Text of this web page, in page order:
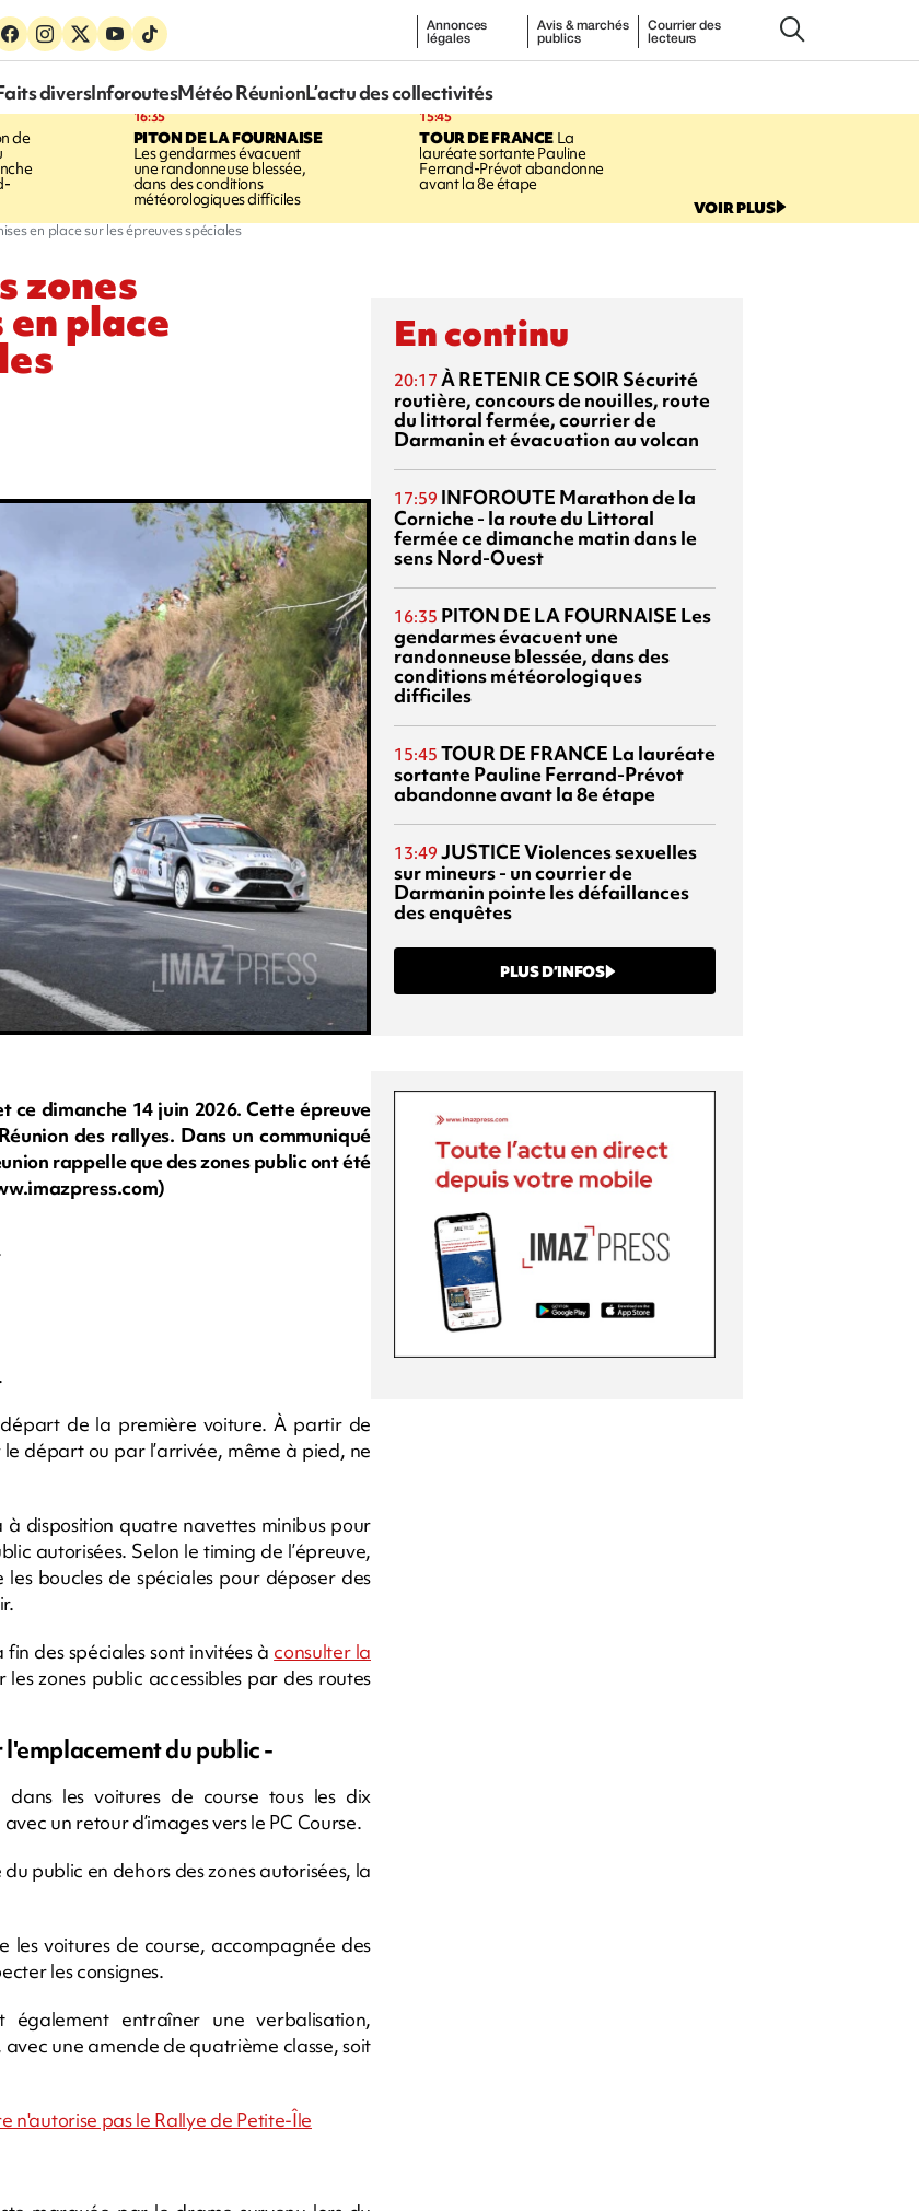
Annonces
légales
Avis & marchés
publics
Courrier des
lecteurs
diversInforoutesMétéo RéunionL’actu des collectivités
de
16:35
PITON DE LA FOURNAISE
Les gendarmes évacuent
une randonneuse blessée,
dans des conditions
météorologiques difficiles
15:45
TOUR DE FRANCELa
lauréate sortante Pauline
Ferrand-Prévot abandonne
avant la 8e étape
VOIR PLUS
en place sur les épreuves spéciales
zones
place
ce dimanche 14 juin 2026. Cette épreuve
des rallyes. Dans un communiqué
rappelle que des zones public ont été
de la première voiture. À partir de
départ ou par l’arrivée, même à pied, ne
disposition quatre navettes minibus pour
autorisées. Selon le timing de l’épreuve,
boucles de spéciales pour déposer des
des spéciales sont invitées à consulter la
zones public accessibles par des routes
du public -
les voitures de course tous les dix
un retour d’images vers le PC Course.
public en dehors des zones autorisées, la
les voitures de course, accompagnée des
les consignes.
entraîner une verbalisation,
une amende de quatrième classe, soit
n'autorise pas le Rallye de Petite-Île
En continu
20:17 À RETENIR CE SOIR Sécurité
routière, concours de nouilles, route
du littoral fermée, courrier de
Darmanin et évacuation au volcan
17:59 INFOROUTE Marathon de la
Corniche - la route du Littoral
fermée ce dimanche matin dans le
sens Nord-Ouest
16:35 PITON DE LA FOURNAISE Les
gendarmes évacuent une
randonneuse blessée, dans des
conditions météorologiques
difficiles
15:45 TOUR DE FRANCE La lauréate
sortante Pauline Ferrand-Prévot
abandonne avant la 8e étape
13:49 JUSTICEViolences sexuelles
sur mineurs - un courrier de
Darmanin pointe les défaillances
des enquêtes
PLUS D’INFOS